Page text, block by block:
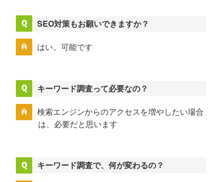
SEO対策もお願いできますか？
はい。可能です
キーワード調査って必要なの？
検索エンジンからのアクセスを増やしたい場合
は、必要だと思います
キーワード調査で、何が変わるの？